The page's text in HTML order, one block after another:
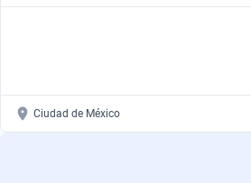
Ciudad de México